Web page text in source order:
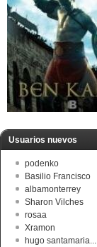
Usuarios nuevos
podenko
Basilio Francisco
albamonterrey
Sharon Vilches
rosaa
Xramon
hugo santamaria...